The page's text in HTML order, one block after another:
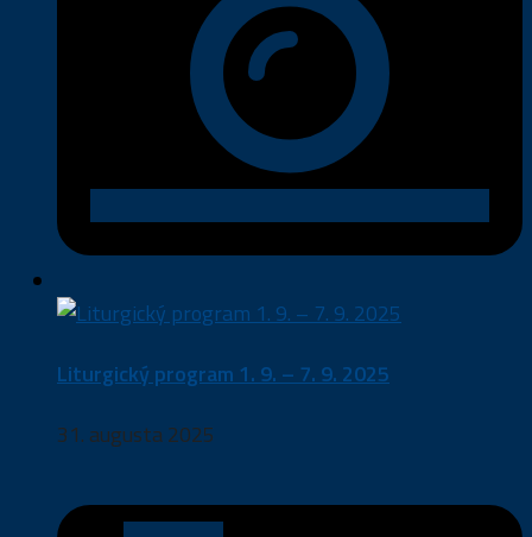
Liturgický program 1. 9. – 7. 9. 2025
31. augusta 2025